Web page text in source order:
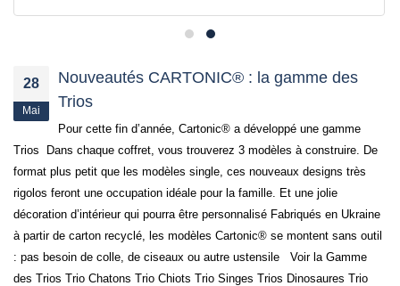
28
Mai
Nouveautés CARTONIC® : la gamme des
Trios
Pour cette fin d’année, Cartonic® a développé une gamme
Trios Dans chaque coffret, vous trouverez 3 modèles à construire. De
format plus petit que les modèles single, ces nouveaux designs très
rigolos feront une occupation idéale pour la famille. Et une jolie
décoration d’intérieur qui pourra être personnalisé Fabriqués en Ukraine
à partir de carton recyclé, les modèles Cartonic® se montent sans outil
: pas besoin de colle, de ciseaux ou autre ustensile Voir la Gamme
des Trios Trio Chatons Trio Chiots Trio Singes Trios Dinosaures Trio